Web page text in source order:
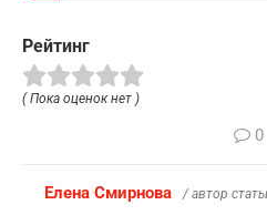
Рейтинг
( Пока оценок нет )
0
Елена Смирнова / автор